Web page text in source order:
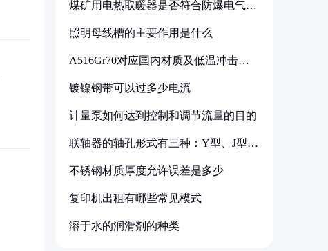
煤矿用电热取暖器是否符合防爆电气设
照明母线槽的主要作用是什么
A516Gr70对应国内材质及低温冲击要
镀镍钢带可以过多少电流
计量泵如何达到控制和调节流量的目的
联轴器的轴孔形式有三种：Y型、J型、
不锈钢材质厚度允许误差是多少
复印机出租有哪些常见模式
溶于水的润滑剂的种类